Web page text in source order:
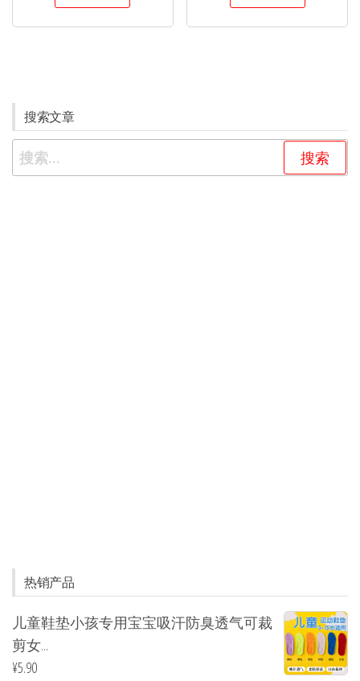
搜索文章
热销产品
儿童鞋垫小孩专用宝宝吸汗防臭透气可裁
剪女...
¥5.90